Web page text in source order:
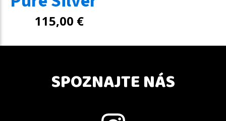
115,00 €
SPOZNAJTE NÁS